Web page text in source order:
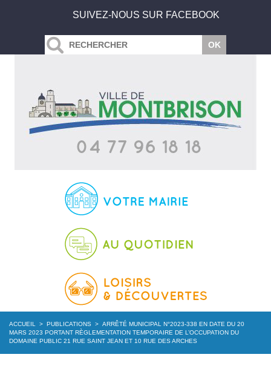
SUIVEZ-NOUS SUR FACEBOOK
ACCUEIL > PUBLICATIONS > ARRÊTÉ MUNICIPAL N°2023-338 EN DATE DU 20
MARS 2023 PORTANT RÈGLEMENTATION TEMPORAIRE DE L’OCCUPATION DU
DOMAINE PUBLIC 21 RUE SAINT JEAN ET 10 RUE DES ARCHES